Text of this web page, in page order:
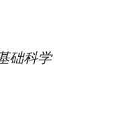
础科学